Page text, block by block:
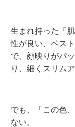
生まれ持った「
性が良い、ベス
で、顔映りがパ
り、細くスリム
でも、「この色
ない。